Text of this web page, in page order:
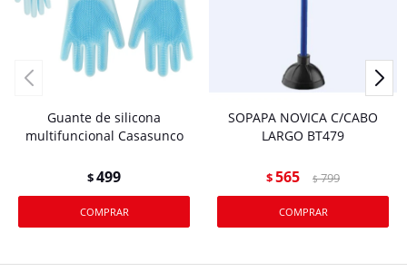
Guante de silicona
multifuncional Casasunco
$499
SOPAPA NOVICA C/CABO
LARGO BT479
$565 $ 799